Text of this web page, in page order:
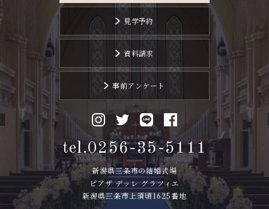
見学予約
資料請求
事前アンケート
tel.0256-35-5111
新潟県三条市の結婚式場
ピアザ デッレ グラツィエ
新潟県三条市上須頃1625番地